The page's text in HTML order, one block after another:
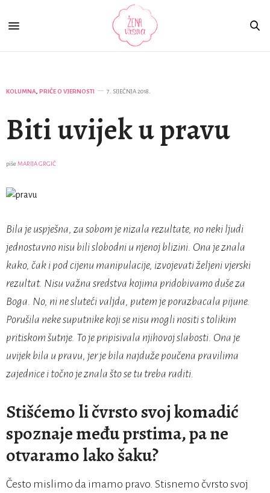
KOLUMNA, PRIČE O VJERNOSTI 7. SIJEČNJA 2018.
Biti uvijek u pravu
piše MARIJA GRGIĆ
Bila je uspješna, za sobom je nizala rezultate, no neki ljudi
jednostavno nisu bili slobodni u njenoj blizini. Ona je znala
kako, čak i pod cijenu manipulacije, izvojevati željeni vjerski
rezultat. Nisu važna sredstva kojima pridobivamo duše za
Boga. No, ni ne sluteći valjda, putem je porazbacala pijune.
Porušila neke suputnike koji se nisu mogli nositi s tolikim
pritiskom šutnje. To je pripisivala njihovoj slabosti. Ona je
uvijek bila u pravu, jer je bila najduže poučena pravilima
zajednice i točno je znala što se tu treba raditi.
Stišćemo li čvrsto svoj komadić
spoznaje među prstima, pa ne
otvaramo lako šaku?
Često mislimo da imamo pravo. Stisnemo čvrsto svoj